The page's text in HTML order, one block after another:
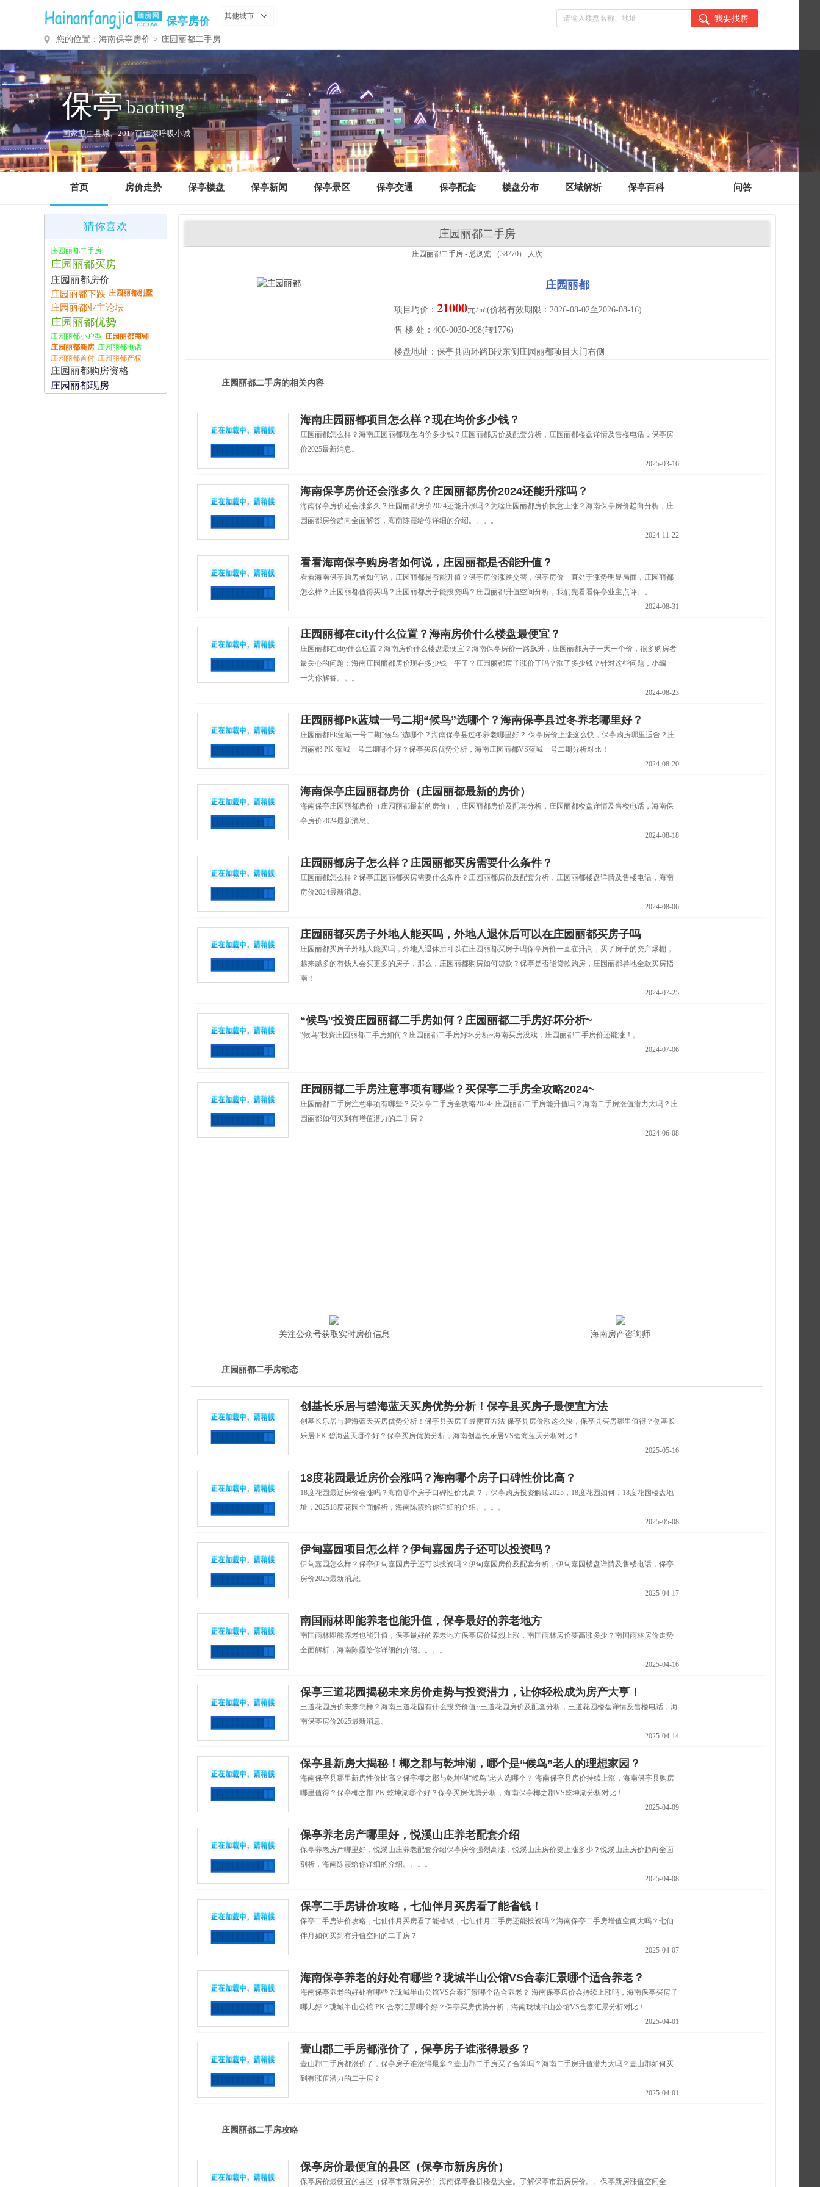
保亭房价 其他城市 我要找房
您的位置： 海南保亭房价 > 庄园丽都二手房
保亭baoting
国家卫生县城、2017百佳深呼吸小城
首页 房价走势 保亭楼盘 保亭新闻 保亭景区 保亭交通 保亭配套 楼盘分布 区域解析 保亭百科 问答
猜你喜欢
庄园丽都二手房
庄园丽都买房
庄园丽都房价
庄园丽都下跌 庄园丽都别墅
庄园丽都业主论坛
庄园丽都优势
庄园丽都小户型 庄园丽都商铺
庄园丽都新房 庄园丽都电话
庄园丽都首付 庄园丽都产权
庄园丽都购房资格
庄园丽都现房
庄园丽都二手房
庄园丽都二手房 - 总浏览 （38770） 人次
庄园丽都
项目均价： 21000元/㎡(价格有效期限：2026-08-02至2026-08-16)
售 楼 处：400-0030-998(转1776)
楼盘地址：保亭县西环路B段东侧庄园丽都项目大门右侧
庄园丽都二手房的相关内容
海南庄园丽都项目怎么样？现在均价多少钱？
庄园丽都怎么样？海南庄园丽都现在均价多少钱？庄园丽都房价及配套分析，庄园丽都楼盘详情及售楼电话，保亭房
价2025最新消息。
2025-03-16
海南保亭房价还会涨多久？庄园丽都房价2024还能升涨吗？
海南保亭房价还会涨多久？庄园丽都房价2024还能升涨吗？凭啥庄园丽都房价执意上涨？海南保亭房价趋向分析，庄
园丽都房价趋向全面解答，海南陈霞给你详细的介绍。。。。
2024-11-22
看看海南保亭购房者如何说，庄园丽都是否能升值？
看看海南保亭购房者如何说，庄园丽都是否能升值？保亭房价涨跌交替，保亭房价一直处于涨势明显局面，庄园丽都
怎么样？庄园丽都值得买吗？庄园丽都房子能投资吗？庄园丽都升值空间分析，我们先看看保亭业主点评。。
2024-08-31
庄园丽都在city什么位置？海南房价什么楼盘最便宜？
庄园丽都在city什么位置？海南房价什么楼盘最便宜？海南保亭房价一路飙升，庄园丽都房子一天一个价，很多购房者
最关心的问题：海南庄园丽都房价现在多少钱一平了？庄园丽都房子涨价了吗？涨了多少钱？针对这些问题，小编一
一为你解答。。。
2024-08-23
庄园丽都Pk蓝城一号二期“候鸟”选哪个？海南保亭县过冬养老哪里好？
庄园丽都Pk蓝城一号二期“候鸟”选哪个？海南保亭县过冬养老哪里好？ 保亭房价上涨这么快，保亭购房哪里适合？庄
园丽都 PK 蓝城一号二期哪个好？保亭买房优势分析，海南庄园丽都VS蓝城一号二期分析对比！
2024-08-20
海南保亭庄园丽都房价（庄园丽都最新的房价）
海南保亭庄园丽都房价（庄园丽都最新的房价），庄园丽都房价及配套分析，庄园丽都楼盘详情及售楼电话，海南保
亭房价2024最新消息。
2024-08-18
庄园丽都房子怎么样？庄园丽都买房需要什么条件？
庄园丽都怎么样？保亭庄园丽都买房需要什么条件？庄园丽都房价及配套分析，庄园丽都楼盘详情及售楼电话，海南
房价2024最新消息。
2024-08-06
庄园丽都买房子外地人能买吗，外地人退休后可以在庄园丽都买房子吗
庄园丽都买房子外地人能买吗，外地人退休后可以在庄园丽都买房子吗保亭房价一直在升高，买了房子的资产爆棚，
越来越多的有钱人会买更多的房子，那么，庄园丽都购房如何贷款？保亭是否能贷款购房，庄园丽都异地全款买房指
南！
2024-07-25
“候鸟”投资庄园丽都二手房如何？庄园丽都二手房好坏分析~
“候鸟”投资庄园丽都二手房如何？庄园丽都二手房好坏分析~海南买房没戏，庄园丽都二手房价还能涨！。
2024-07-06
庄园丽都二手房注意事项有哪些？买保亭二手房全攻略2024~
庄园丽都二手房注意事项有哪些？买保亭二手房全攻略2024~庄园丽都二手房能升值吗？海南二手房涨值潜力大吗？庄
园丽都如何买到有增值潜力的二手房？
2024-06-08
关注公众号获取实时房价信息 海南房产咨询师
庄园丽都二手房动态
创基长乐居与碧海蓝天买房优势分析！保亭县买房子最便宜方法
创基长乐居与碧海蓝天买房优势分析！保亭县买房子最便宜方法 保亭县房价涨这么快，保亭县买房哪里值得？创基长
乐居 PK 碧海蓝天哪个好？保亭买房优势分析，海南创基长乐居VS碧海蓝天分析对比！
2025-05-16
18度花园最近房价会涨吗？海南哪个房子口碑性价比高？
18度花园最近房价会涨吗？海南哪个房子口碑性价比高？，保亭购房投资解读2025，18度花园如何，18度花园楼盘地
址，202518度花园全面解析，海南陈霞给你详细的介绍。。。。
2025-05-08
伊甸嘉园项目怎么样？伊甸嘉园房子还可以投资吗？
伊甸嘉园怎么样？保亭伊甸嘉园房子还可以投资吗？伊甸嘉园房价及配套分析，伊甸嘉园楼盘详情及售楼电话，保亭
房价2025最新消息。
2025-04-17
南国雨林即能养老也能升值，保亭最好的养老地方
南国雨林即能养老也能升值，保亭最好的养老地方保亭房价猛烈上涨，南国雨林房价要高涨多少？南国雨林房价走势
全面解析，海南陈霞给你详细的介绍。。。。
2025-04-16
保亭三道花园揭秘未来房价走势与投资潜力，让你轻松成为房产大亨！
三道花园房价未来怎样？海南三道花园有什么投资价值~三道花园房价及配套分析，三道花园楼盘详情及售楼电话，海
南保亭房价2025最新消息。
2025-04-14
保亭县新房大揭秘！椰之郡与乾坤湖，哪个是“候鸟”老人的理想家园？
海南保亭县哪里新房性价比高？保亭椰之郡与乾坤湖“候鸟”老人选哪个？ 海南保亭县房价持续上涨，海南保亭县购房
哪里值得？保亭椰之郡 PK 乾坤湖哪个好？保亭买房优势分析，海南保亭椰之郡VS乾坤湖分析对比！
2025-04-09
保亭养老房产哪里好，悦溪山庄养老配套介绍
保亭养老房产哪里好，悦溪山庄养老配套介绍保亭房价强烈高涨，悦溪山庄房价要上涨多少？悦溪山庄房价趋向全面
剖析，海南陈霞给你详细的介绍。。。。
2025-04-08
保亭二手房讲价攻略，七仙伴月买房看了能省钱！
保亭二手房讲价攻略，七仙伴月买房看了能省钱，七仙伴月二手房还能投资吗？海南保亭二手房增值空间大吗？七仙
伴月如何买到有升值空间的二手房？
2025-04-07
海南保亭养老的好处有哪些？珑城半山公馆VS合泰汇景哪个适合养老？
海南保亭养老的好处有哪些？珑城半山公馆VS合泰汇景哪个适合养老？ 海南保亭房价会持续上涨吗，海南保亭买房子
哪儿好？珑城半山公馆 PK 合泰汇景哪个好？保亭买房优势分析，海南珑城半山公馆VS合泰汇景分析对比！
2025-04-01
壹山郡二手房都涨价了，保亭房子谁涨得最多？
壹山郡二手房都涨价了，保亭房子谁涨得最多？壹山郡二手房买了合算吗？海南二手房升值潜力大吗？壹山郡如何买
到有涨值潜力的二手房？
2025-04-01
庄园丽都二手房攻略
保亭房价最便宜的县区（保亭市新房房价）
保亭房价最便宜的县区（保亭市新房房价）海南保亭叠拼楼盘大全。了解保亭市新房房价。。保亭新房涨值空间全